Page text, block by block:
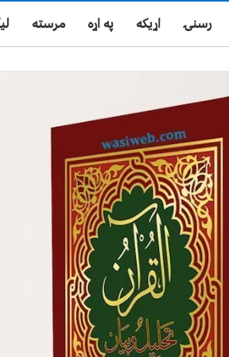
رسنۍ اړیکه په اړه مرسته